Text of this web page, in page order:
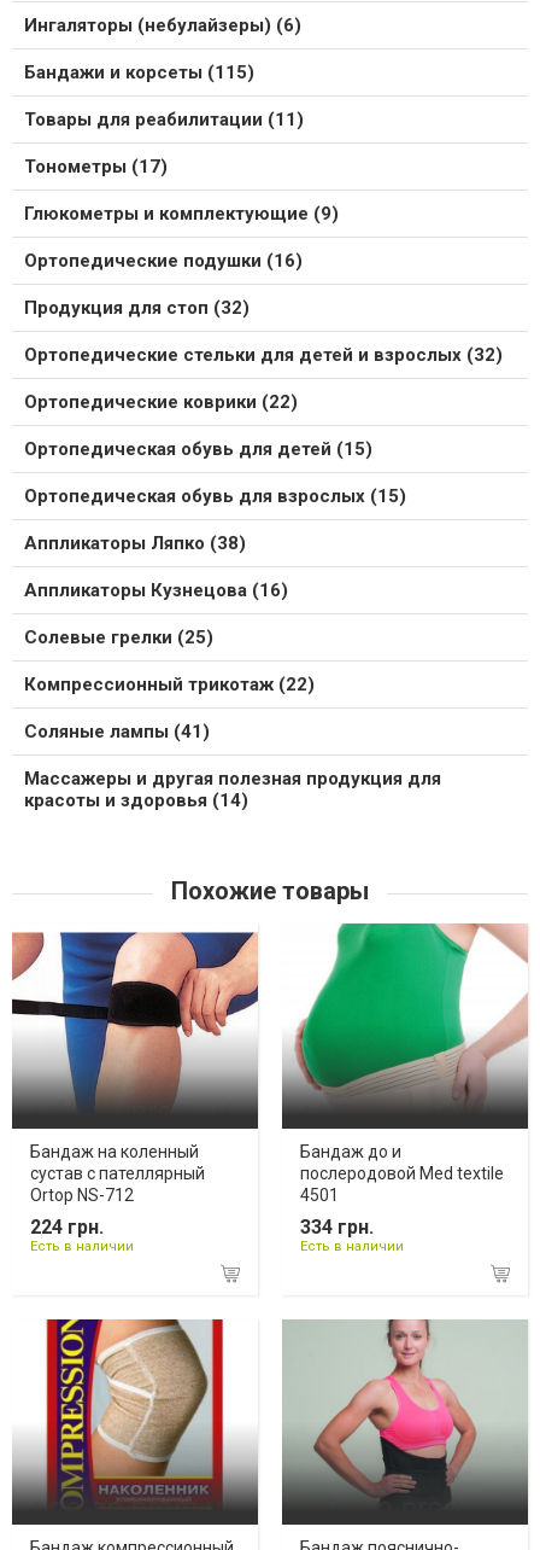
Ингаляторы (небулайзеры) (6)
Бандажи и корсеты (115)
Товары для реабилитации (11)
Тонометры (17)
Глюкометры и комплектующие (9)
Ортопедические подушки (16)
Продукция для стоп (32)
Ортопедические стельки для детей и взрослых (32)
Ортопедические коврики (22)
Ортопедическая обувь для детей (15)
Ортопедическая обувь для взрослых (15)
Аппликаторы Ляпко (38)
Аппликаторы Кузнецова (16)
Солевые грелки (25)
Компрессионный трикотаж (22)
Соляные лампы (41)
Массажеры и другая полезная продукция для
красоты и здоровья (14)
Похожие товары
Бандаж на коленный
сустав с пателлярный
Ortop NS-712
224 грн.
Есть в наличии
Бандаж до и
послеродовой Med textile
4501
334 грн.
Есть в наличии